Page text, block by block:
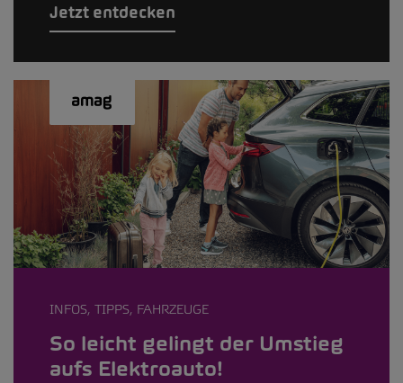
Jetzt entdecken
INFOS, TIPPS, FAHRZEUGE
So leicht gelingt der Umstieg
aufs Elektroauto!